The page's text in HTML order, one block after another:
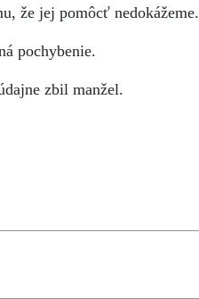
že jej pomôcť nedokážeme.
pochybenie.
zbil manžel.